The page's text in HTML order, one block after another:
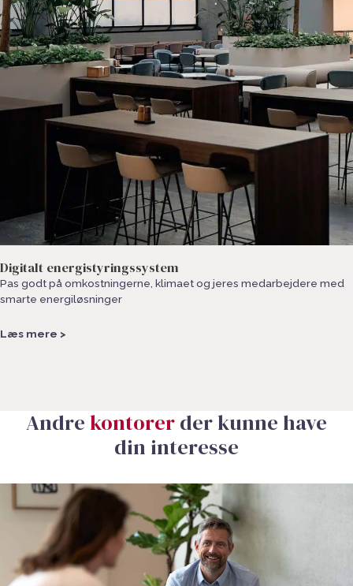
Digitalt energistyringssystem
Pas godt på omkostningerne, klimaet og jeres medarbejdere med
smarte energiløsninger
Læs mere >
Andre kontorerder kunne have
din interesse